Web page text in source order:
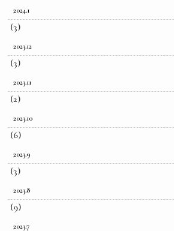
2024.1
(3)
2023.12
(3)
2023.11
(2)
2023.10
(6)
2023.9
(3)
2023.8
(9)
2023.7